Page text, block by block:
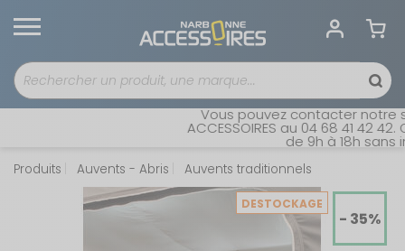
Vous pouvez contacter notre
ACCESSOIRES au 04 68 41 42 42.
de 9h à 18h sans
Produits Auvents - Abris Auvents traditionnels
DESTOCKAGE
- 35%